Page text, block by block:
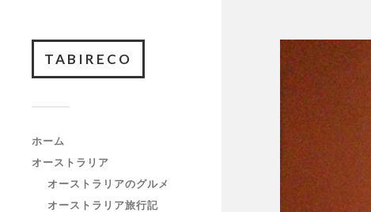
TABIRECO
ホーム
オーストラリア
オーストラリアのグルメ
オーストラリア旅行記